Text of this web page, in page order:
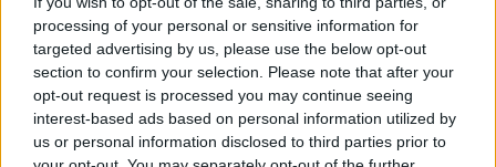
processing of your personal or sensitive information for
targeted advertising by us, please use the below opt-out
section to confirm your selection. Please note that after your
opt-out request is processed you may continue seeing
interest-based ads based on personal information utilized by
us or personal information disclosed to third parties prior to